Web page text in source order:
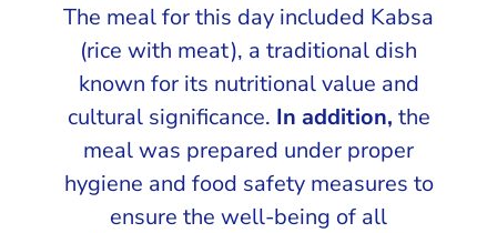
The meal for this day included Kabsa
(rice with meat), a traditional dish
known for its nutritional value and
cultural significance. In addition, the
meal was prepared under proper
hygiene and food safety measures to
ensure the well-being of all